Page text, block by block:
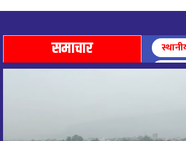
७
९ महिना अघि
८
आज पाथिभारा माताको दर्शन
आज माताभगवती जगज्जननी
समाचार